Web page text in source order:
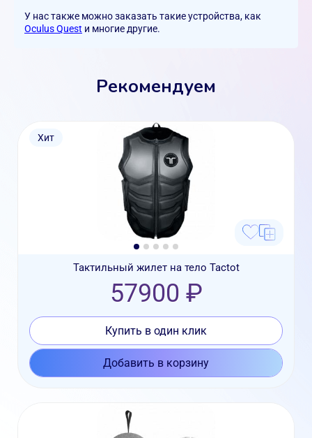
У нас также можно заказать такие устройства, как
Oculus Quest и многие другие.
Рекомендуем
Хит
Тактильный жилет на тело Tactot
57900 ₽
Купить в один клик
Добавить в корзину